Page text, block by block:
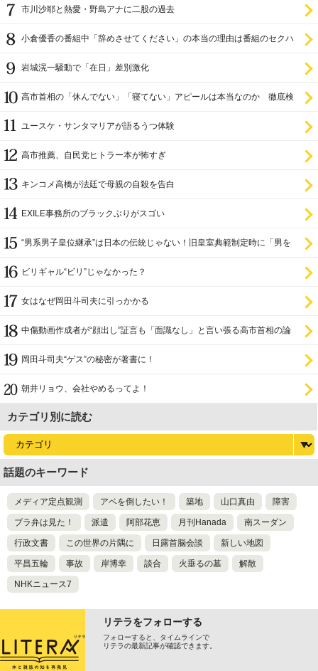
市川沙耶と熱愛・野島アナに二股の過去
小倉優香の番組中「辞めさせてください」の本当の理由は番組のセクハ
岩城滉一騒動で「在日」差別激化
高市首相の「休んでない」「寝てない」アピールは本当なのか 徹底検
ユースケ・サンタマリアが語るうつ体験
高市推薦、自民党ヒトラー本が怖すぎ
キンコメ高橋が法廷で母親の自殺を告白
EXILE事務所のブラックぶりがスゴい
“男系男子皇位継承”は日本の伝統じゃない！旧皇室典範制定時に「男を
ビリギャル“ビリ”じゃなかった？
女はなぜ岡田斗司夫に引っかかる
中傷動画作成者が“顔出し”証言も「面識なし」と言い張る高市首相の論
岡田斗司夫“ゲス”の秘密が著書に！
朝井リョウ、会社やめるってよ！
カテゴリ別に読む
話題のキーワード
メディア定点観測 アベを倒したい！ 築地 山口真由 障害
ブラ弁は見た！ 派遣 阿部花恵 月刊Hanada 南スーダン
行政文書 この世界の片隅に 日露首脳会談 新しい地図
平昌五輪 事故 岸博幸 談合 火垂るの墓 解散
NHKニュース7
リテラをフォローする
フォローすると、タイムラインで
リテラの最新記事が確認できます。